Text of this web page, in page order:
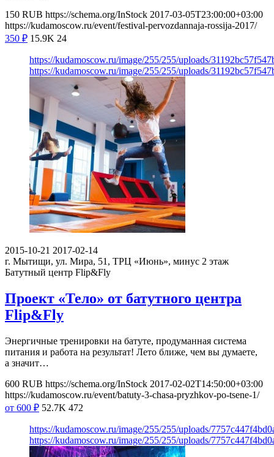
150 RUB https://schema.org/InStock 2017-03-05T23:00:00+03:00
https://kudamoscow.ru/event/festival-pervozdannaja-rossija-2017/
350 ₽ 15.9K 24
https://kudamoscow.ru/image/255/255/uploads/
https://kudamoscow.ru/image/255/255/uploads/
2015-10-21 2017-02-14
г. Мытищи, ул. Мира, 51, ТРЦ «Июнь», минус 2 этаж
Батутный центр Flip&Fly
Проект «Тело» от батутного центра
Flip&Fly
Энергичные тренировки на батуте, продуманная система
питания и работа на результат! Лето ближе, чем вы думаете,
а значит…
600 RUB https://schema.org/InStock 2017-02-02T14:50:00+03:00
https://kudamoscow.ru/event/batuty-3-chasa-pryzhkov-po-tsene-1/
от 600 ₽ 52.7K 472
https://kudamoscow.ru/image/255/255/uploads/
https://kudamoscow.ru/image/255/255/uploads/